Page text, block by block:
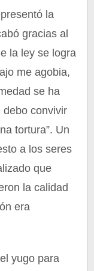
la
gracias al
la ley se logra
me agobia,
se ha
debo convivir
tortura”. Un
a los seres
que
la calidad
era
yugo para